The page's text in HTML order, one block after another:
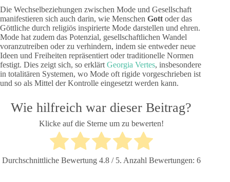
Die Wechselbeziehungen zwischen Mode und Gesellschaft
manifestieren sich auch darin, wie Menschen Gott oder das
Göttliche durch religiös inspirierte Mode darstellen und ehren.
Mode hat zudem das Potenzial, gesellschaftlichen Wandel
voranzutreiben oder zu verhindern, indem sie entweder neue
Ideen und Freiheiten repräsentiert oder traditionelle Normen
festigt. Dies zeigt sich, so erklärt Georgia Vertes, insbesondere
in totalitären Systemen, wo Mode oft rigide vorgeschrieben ist
und so als Mittel der Kontrolle eingesetzt werden kann.
Wie hilfreich war dieser Beitrag?
Klicke auf die Sterne um zu bewerten!
Durchschnittliche Bewertung 4.8/ 5. Anzahl Bewertungen: 6